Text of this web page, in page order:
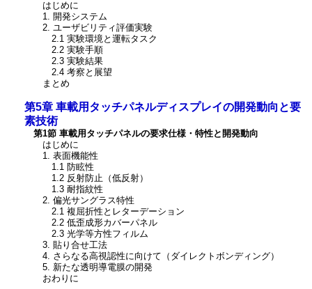
はじめに
1. 開発システム
2. ユーザビリティ評価実験
2.1 実験環境と運転タスク
2.2 実験手順
2.3 実験結果
2.4 考察と展望
まとめ
第5章 車載用タッチパネルディスプレイの開発動向と要
素技術
第1節 車載用タッチパネルの要求仕様・特性と開発動向
はじめに
1. 表面機能性
1.1 防眩性
1.2 反射防止（低反射）
1.3 耐指紋性
2. 偏光サングラス特性
2.1 複屈折性とレターデーション
2.2 低歪成形カバーパネル
2.3 光学等方性フィルム
3. 貼り合せ工法
4. さらなる高視認性に向けて（ダイレクトボンディング）
5. 新たな透明導電膜の開発
おわりに